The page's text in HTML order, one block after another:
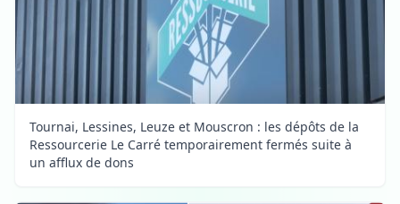
Tournai, Lessines, Leuze et Mouscron : les dépôts de la
Ressourcerie Le Carré temporairement fermés suite à
un afflux de dons